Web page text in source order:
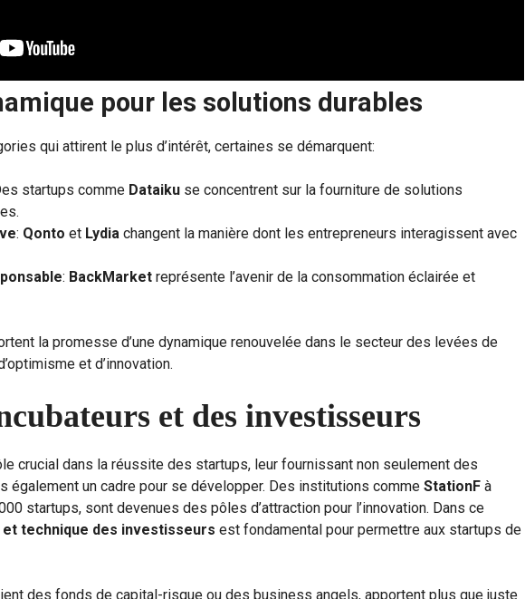
pour les solutions durables
qui attirent le plus d’intérêt, certaines se démarquent:
startups comme Dataiku se concentrent sur la fourniture de solutions
: Qonto et Lydia changent la manière dont les entrepreneurs interagissent avec
: BackMarket représente l’avenir de la consommation éclairée et
la promesse d’une dynamique renouvelée dans le secteur des levées de
et d’innovation.
et des investisseurs
crucial dans la réussite des startups, leur fournissant non seulement des
également un cadre pour se développer. Des institutions comme StationF à
startups, sont devenues des pôles d’attraction pour l’innovation. Dans ce
technique des investisseurs est fondamental pour permettre aux startups de
des fonds de capital-risque ou des business angels, apportent plus que juste